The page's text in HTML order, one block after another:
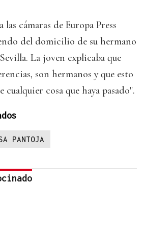
las cámaras de Europa Press
del domicilio de su hermano
La joven explicaba que
son hermanos y que esto
cualquier cosa que haya pasado".
PANTOJA